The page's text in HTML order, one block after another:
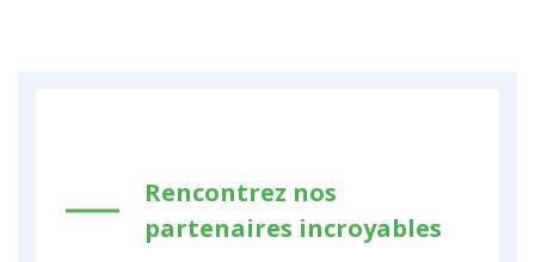
Rencontrez nos
partenaires incroyables